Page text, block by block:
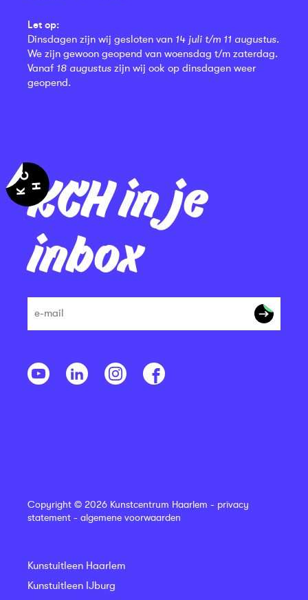
KCH in je
inbox
Let op:
Dinsdagen zijn wij gesloten van 14 juli t/m 11 augustus.
We zijn gewoon geopend van woensdag t/m zaterdag.
Vanaf 18 augustus zijn wij ook op dinsdagen weer
geopend.
Copyright © 2026 Kunstcentrum Haarlem - privacy
statement - algemene voorwaarden
Kunstuitleen Haarlem
Kunstuitleen IJburg